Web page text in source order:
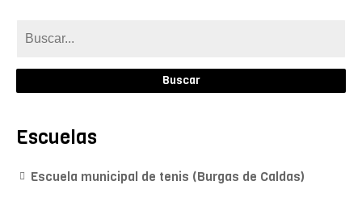
Escuelas
Escuela municipal de tenis (Burgas de Caldas)